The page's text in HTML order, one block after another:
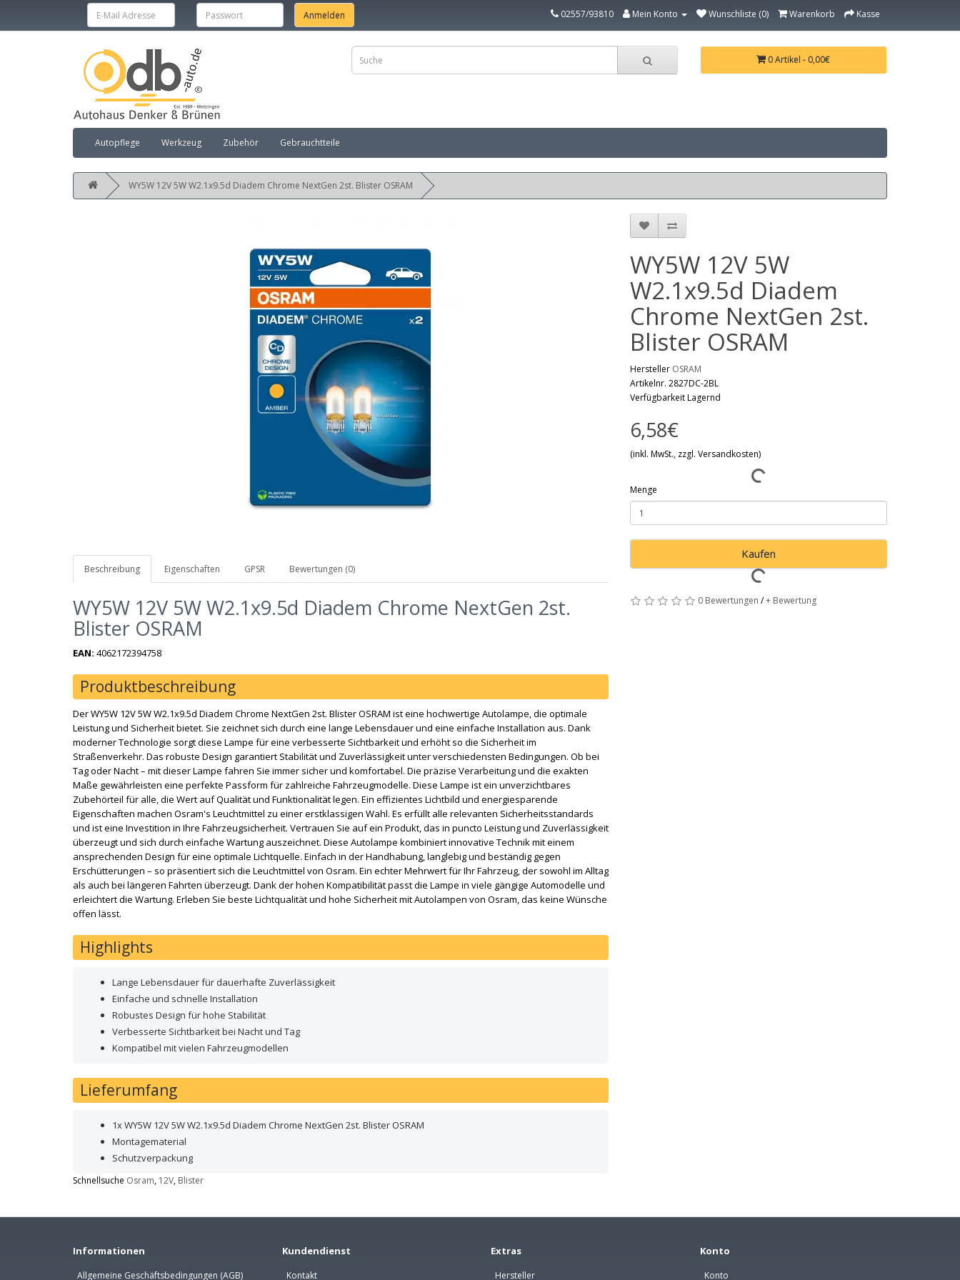
02557/93810 Mein Konto Wunschliste (0) Warenkorb Kasse
0 Artikel - 0,00€
Autopflege Werkzeug Zubehör Gebrauchtteile
WY5W 12V 5W W2.1x9.5d Diadem Chrome NextGen 2st. Blister OSRAM
Beschreibung Eigenschaften GPSR Bewertungen (0)
WY5W 12V 5W W2.1x9.5d Diadem Chrome NextGen 2st.
Blister OSRAM
EAN: 4062172394758
Produktbeschreibung
Der WY5W 12V 5W W2.1x9.5d Diadem Chrome NextGen 2st. Blister OSRAM ist eine hochwertige Autolampe, die optimale
Leistung und Sicherheit bietet. Sie zeichnet sich durch eine lange Lebensdauer und eine einfache Installation aus. Dank
moderner Technologie sorgt diese Lampe für eine verbesserte Sichtbarkeit und erhöht so die Sicherheit im
Straßenverkehr. Das robuste Design garantiert Stabilität und Zuverlässigkeit unter verschiedensten Bedingungen. Ob bei
Tag oder Nacht – mit dieser Lampe fahren Sie immer sicher und komfortabel. Die präzise Verarbeitung und die exakten
Maße gewährleisten eine perfekte Passform für zahlreiche Fahrzeugmodelle. Diese Lampe ist ein unverzichtbares
Zubehörteil für alle, die Wert auf Qualität und Funktionalität legen. Ein effizientes Lichtbild und energiesparende
Eigenschaften machen Osram's Leuchtmittel zu einer erstklassigen Wahl. Es erfüllt alle relevanten Sicherheitsstandards
und ist eine Investition in Ihre Fahrzeugsicherheit. Vertrauen Sie auf ein Produkt, das in puncto Leistung und Zuverlässigkeit
überzeugt und sich durch einfache Wartung auszeichnet. Diese Autolampe kombiniert innovative Technik mit einem
ansprechenden Design für eine optimale Lichtquelle. Einfach in der Handhabung, langlebig und beständig gegen
Erschütterungen – so präsentiert sich die Leuchtmittel von Osram. Ein echter Mehrwert für Ihr Fahrzeug, der sowohl im Alltag
als auch bei längeren Fahrten überzeugt. Dank der hohen Kompatibilität passt die Lampe in viele gängige Automodelle und
erleichtert die Wartung. Erleben Sie beste Lichtqualität und hohe Sicherheit mit Autolampen von Osram, das keine Wünsche
offen lässt.
Highlights
Lange Lebensdauer für dauerhafte Zuverlässigkeit
Einfache und schnelle Installation
Robustes Design für hohe Stabilität
Verbesserte Sichtbarkeit bei Nacht und Tag
Kompatibel mit vielen Fahrzeugmodellen
Lieferumfang
1x WY5W 12V 5W W2.1x9.5d Diadem Chrome NextGen 2st. Blister OSRAM
Montagematerial
Schutzverpackung
WY5W 12V 5W
W2.1x9.5d Diadem
Chrome NextGen 2st.
Blister OSRAM
Hersteller OSRAM
Artikelnr. 2827DC-2BL
Verfügbarkeit Lagernd
6,58€
(inkl. MwSt., zzgl. Versandkosten)
Menge
Kaufen
0 Bewertungen /+ Bewertung
Schnellsuche Osram, 12V, Blister
Informationen
Allgemeine Geschäftsbedingungen (AGB)
Kundendienst
Kontakt
Extras
Hersteller
Konto
Konto